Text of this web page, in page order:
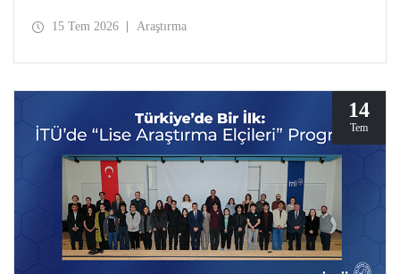
denizcilik politikalarını ve Mavi Vatan vizyonunu bilimsel
15 Tem 2026 Araştırma
14
Tem